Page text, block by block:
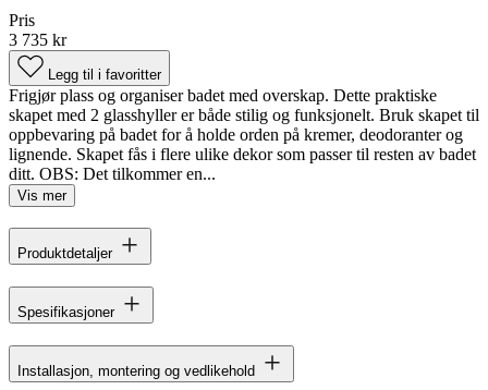
Pris
3 735 kr
Legg til i favoritter
Frigjør plass og organiser badet med overskap. Dette praktiske
skapet med 2 glasshyller er både stilig og funksjonelt. Bruk skapet til
oppbevaring på badet for å holde orden på kremer, deodoranter og
lignende. Skapet fås i flere ulike dekor som passer til resten av badet
ditt. OBS: Det tilkommer en...
Vis mer
Produktdetaljer
Spesifikasjoner
Installasjon, montering og vedlikehold